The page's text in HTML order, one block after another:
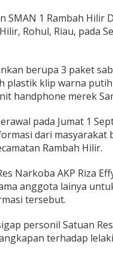
SMAN 1 Rambah Hilir
Rohul, Riau, pada
berupa 3 paket
plastik klip warna
handphone merek
pada Jumat 1
dari
Rambah Hilir.
Narkoba AKP Riza
anggota lainya
tersebut.
personil Satuan
terhadap